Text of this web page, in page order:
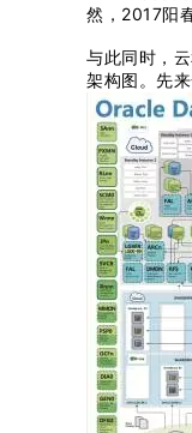
然，2017阳
与此同时，
架构图。先